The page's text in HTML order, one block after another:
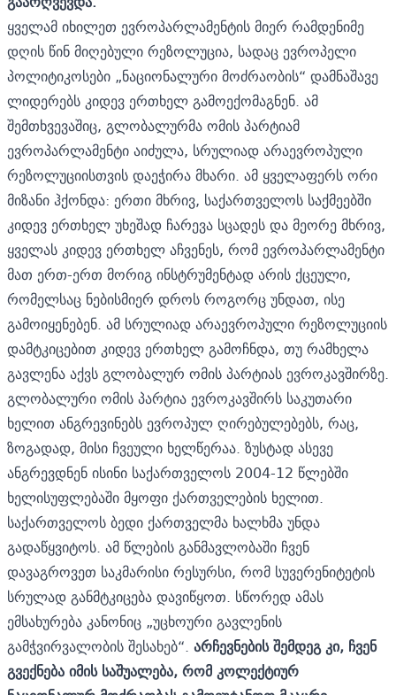
ყველამ იხილეთ ევროპარლამენტის მიერ რამდენიმე
დღის წინ მიღებული რეზოლუცია, სადაც ევროპელი
პოლიტიკოსები „ნაციონალური მოძრაობის“ დამნაშავე
ლიდერებს კიდევ ერთხელ გამოექომაგნენ. ამ
შემთხვევაშიც, გლობალურმა ომის პარტიამ
ევროპარლამენტი აიძულა, სრულიად არაევროპული
რეზოლუციისთვის დაეჭირა მხარი. ამ ყველაფერს ორი
მიზანი ჰქონდა: ერთი მხრივ, საქართველოს საქმეებში
კიდევ ერთხელ უხეშად ჩარევა სცადეს და მეორე მხრივ,
ყველას კიდევ ერთხელ აჩვენეს, რომ ევროპარლამენტი
მათ ერთ-ერთ მორიგ ინსტრუმენტად არის ქცეული,
რომელსაც ნებისმიერ დროს როგორც უნდათ, ისე
გამოიყენებენ. ამ სრულიად არაევროპული რეზოლუციის
დამტკიცებით კიდევ ერთხელ გამოჩნდა, თუ რამხელა
გავლენა აქვს გლობალურ ომის პარტიას ევროკავშირზე.
გლობალური ომის პარტია ევროკავშირს საკუთარი
ხელით ანგრევინებს ევროპულ ღირებულებებს, რაც,
ზოგადად, მისი ჩვეული ხელწერაა. ზუსტად ასევე
ანგრევდნენ ისინი საქართველოს 2004-12 წლებში
ხელისუფლებაში მყოფი ქართველების ხელით.
საქართველოს ბედი ქართველმა ხალხმა უნდა
გადაწყვიტოს. ამ წლების განმავლობაში ჩვენ
დავაგროვეთ საკმარისი რესურსი, რომ სუვერენიტეტის
სრულად განმტკიცება დავიწყოთ. სწორედ ამას
ემსახურება კანონიც „უცხოური გავლენის
გამჭვირვალობის შესახებ“. არჩევნების შემდეგ კი, ჩვენ
გვექნება იმის საშუალება, რომ კოლექტიურ